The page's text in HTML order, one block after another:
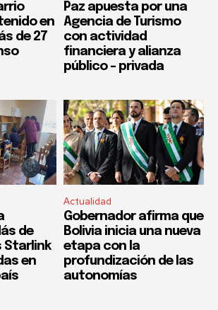
en
de 27
Paz apuesta por una
Agencia de Turismo
con actividad
financiera y alianza
público – privada
de
Starlink
en
Actualidad
Gobernador afirma que
Bolivia inicia una nueva
etapa con la
profundización de las
autonomías